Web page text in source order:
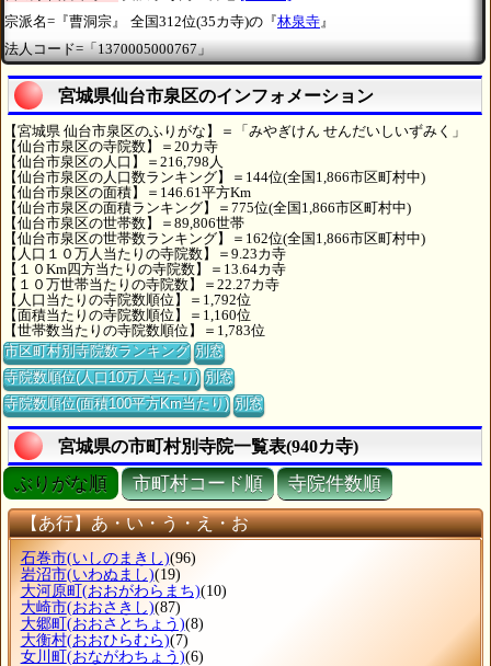
宗派名=『曹洞宗』
全国312位(35カ寺)の『林泉寺 』
法人コード=「1370005000767」
宮城県仙台市泉区のインフォメーション
【宮城県 仙台市泉区のふりがな】＝「みやぎけん せんだいしいずみく」
【仙台市泉区の寺院数】＝20カ寺
【仙台市泉区の人口】＝216,798人
【仙台市泉区の人口数ランキング】＝144位(全国1,866市区町村中)
【仙台市泉区の面積】＝146.61平方Km
【仙台市泉区の面積ランキング】＝775位(全国1,866市区町村中)
【仙台市泉区の世帯数】＝89,806世帯
【仙台市泉区の世帯数ランキング】＝162位(全国1,866市区町村中)
【人口１０万人当たりの寺院数】＝9.23カ寺
【１０Km四方当たりの寺院数】＝13.64カ寺
【１０万世帯当たりの寺院数】＝22.27カ寺
【人口当たりの寺院数順位】＝1,792位
【面積当たりの寺院数順位】＝1,160位
【世帯数当たりの寺院数順位】＝1,783位
市区町村別寺院数ランキング 別窓
寺院数順位(人口10万人当たり) 別窓
寺院数順位(面積100平方Km当たり) 別窓
宮城県の市町村別寺院一覧表(940カ寺)
ぶりがな順 市町村コード順 寺院件数順
【あ行】あ・い・う・え・お
石巻市(いしのまきし)(96)
岩沼市(いわぬまし)(19)
大河原町(おおがわらまち)(10)
大崎市(おおさきし)(87)
大郷町(おおさとちょう)(8)
大衡村(おおひらむら)(7)
女川町(おながわちょう)(6)